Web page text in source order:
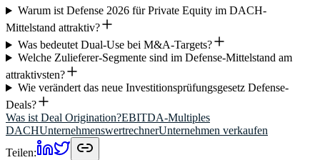
Warum ist Defense 2026 für Private Equity im DACH-
Mittelstand attraktiv?
Was bedeutet Dual-Use bei M&A-Targets?
Welche Zulieferer-Segmente sind im Defense-Mittelstand am
attraktivsten?
Wie verändert das neue Investitionsprüfungsgesetz Defense-
Deals?
Was ist Deal Origination?EBITDA-Multiples
DACHUnternehmenswertrechnerUnternehmen verkaufen
Teilen: